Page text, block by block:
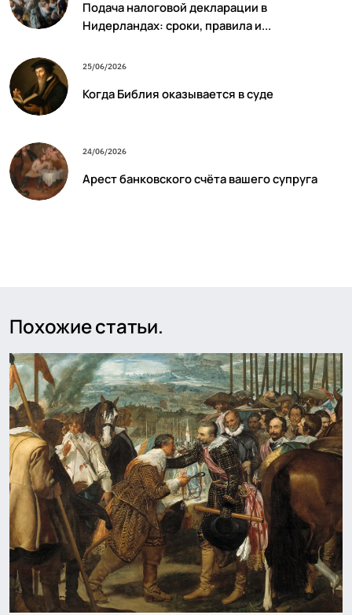
Подача налоговой декларации в
Нидерландах: сроки, правила и...
25/06/2026
Когда Библия оказывается в суде
24/06/2026
Арест банковского счёта вашего супруга
Похожие статьи.